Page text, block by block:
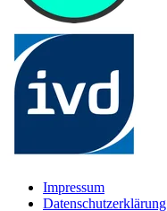
Impressum
Datenschutzerklärung